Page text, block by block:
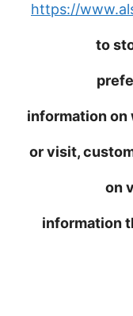
https://
to
information on
or visit,
on
information